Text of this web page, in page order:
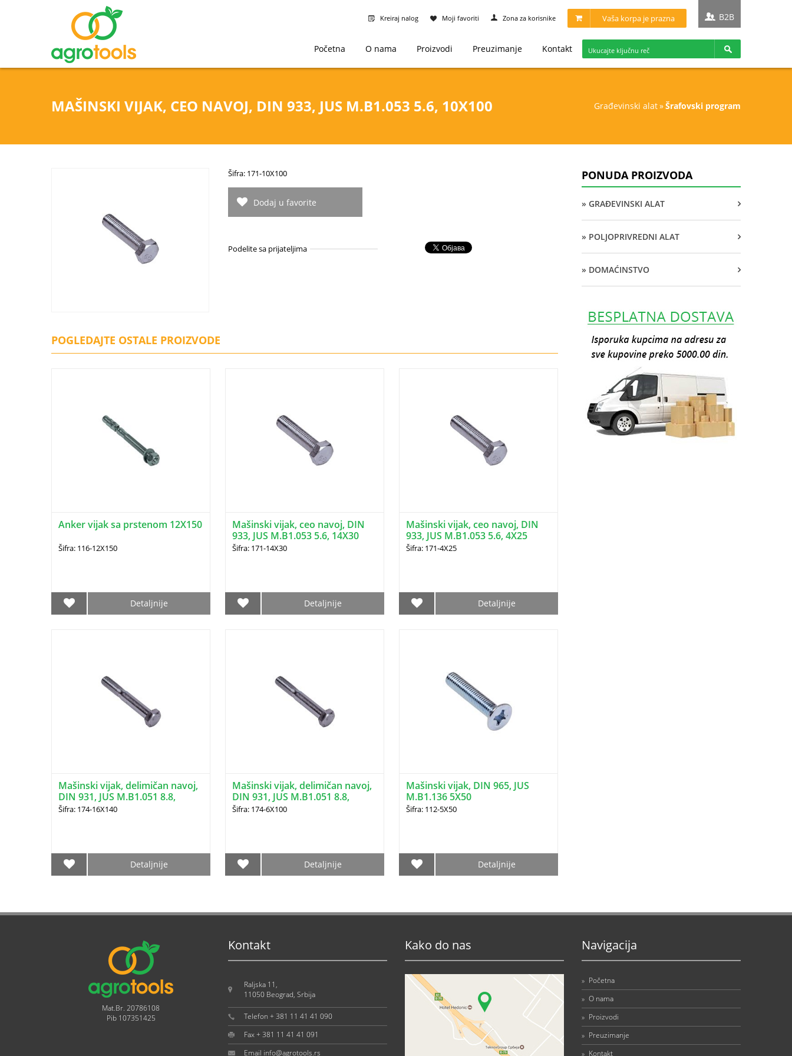
MAŠINSKI VIJAK, CEO NAVOJ, DIN 933, JUS M.B1.053 5.6, 10X100 građevinski alat» šrafovski program
Kreiraj nalog Moji favoriti Zona za korisnike Vaša korpa je prazna B2B
Početna O nama Proizvodi Preuzimanje Kontakt
Šifra: 171-10X100
Dodaj u favorite
Podelite sa prijateljima
POGLEDAJTE OSTALE PROIZVODE
Anker vijak sa prstenom 12X150
Šifra: 116-12X150
Detaljnije
Mašinski vijak, ceo navoj, DIN
933, JUS M.B1.053 5.6, 14X30
Šifra: 171-14X30
Detaljnije
Mašinski vijak, ceo navoj, DIN
933, JUS M.B1.053 5.6, 4X25
Šifra: 171-4X25
Detaljnije
Mašinski vijak, delimičan navoj,
DIN 931, JUS M.B1.051 8.8,
16X140
Šifra: 174-16X140
Detaljnije
Mašinski vijak, delimičan navoj,
DIN 931, JUS M.B1.051 8.8,
6X100
Šifra: 174-6X100
Detaljnije
Mašinski vijak, DIN 965, JUS
M.B1.136 5X50
Šifra: 112-5X50
Detaljnije
PONUDA PROIZVODA
» GRAĐEVINSKI ALAT
» POLJOPRIVREDNI ALAT
» DOMAĆINSTVO
Mat.Br. 20786108
Pib 107351425
Kontakt
Raljska 11,
11050 Beograd, Srbija
Telefon + 381 11 41 41 090
Fax + 381 11 41 41 091
Email info@agrotools.rs
Kako do nas Navigacija
» Početna
» O nama
» Proizvodi
» Preuzimanje
» Kontakt